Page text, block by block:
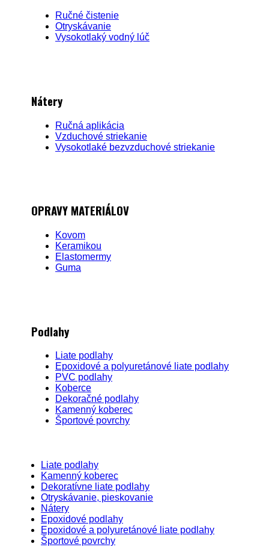
Ručné čistenie
Otryskávanie
Vysokotlaký vodný lúč
Nátery
Ručná aplikácia
Vzduchové striekanie
Vysokotlaké bezvzduchové striekanie
OPRAVY MATERIÁLOV
Kovom
Keramikou
Elastomermy
Guma
Podlahy
Liate podlahy
Epoxidové a polyuretánové liate podlahy
PVC podlahy
Koberce
Dekoračné podlahy
Kamenný koberec
Športové povrchy
Liate podlahy
Kamenný koberec
Dekoratívne liate podlahy
Otryskávanie, pieskovanie
Nátery
Epoxidové podlahy
Epoxidové a polyuretánové liate podlahy
Športové povrchy